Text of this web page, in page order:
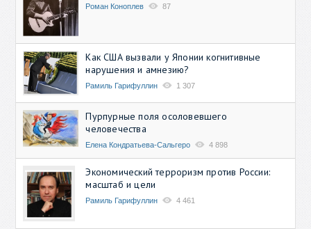
Роман Коноплев 87
Как США вызвали у Японии когнитивные
нарушения и амнезию?
Рамиль Гарифуллин 1 307
Пурпурные поля осоловевшего
человечества
Елена Кондратьева-Сальгеро 4 898
Экономический терроризм против России:
масштаб и цели
Рамиль Гарифуллин 4 461